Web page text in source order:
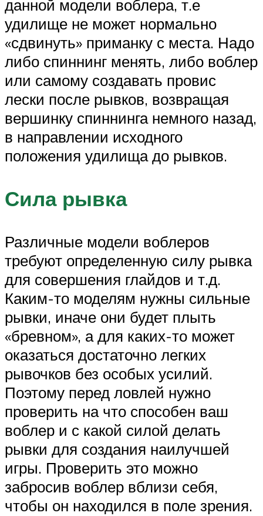
данной модели воблера, т.е
удилище не может нормально
«сдвинуть» приманку с места. Надо
либо спиннинг менять, либо воблер
или самому создавать провис
лески после рывков, возвращая
вершинку спиннинга немного назад,
в направлении исходного
положения удилища до рывков.
Сила рывка
Различные модели воблеров
требуют определенную силу рывка
для совершения глайдов и т.д.
Каким-то моделям нужны сильные
рывки, иначе они будет плыть
«бревном», а для каких-то может
оказаться достаточно легких
рывочков без особых усилий.
Поэтому перед ловлей нужно
проверить на что способен ваш
воблер и с какой силой делать
рывки для создания наилучшей
игры. Проверить это можно
забросив воблер вблизи себя,
чтобы он находился в поле зрения.